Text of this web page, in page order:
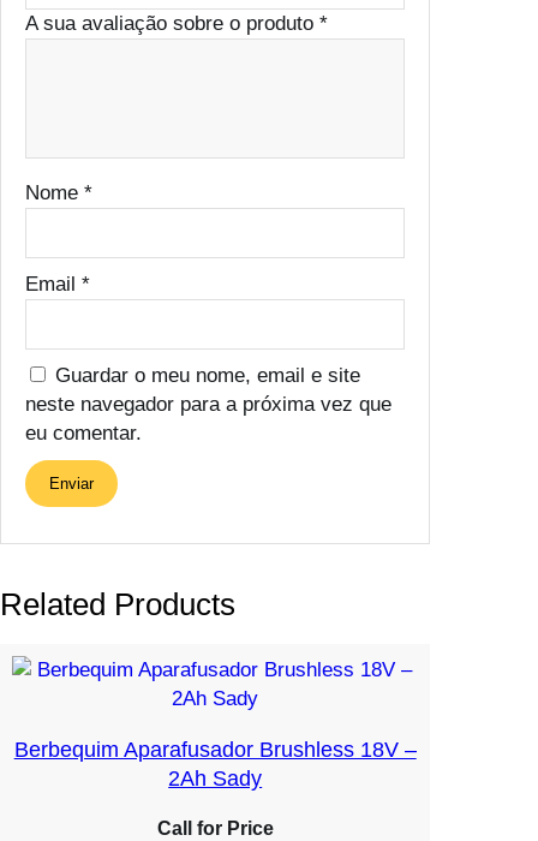
A sua avaliação sobre o produto *
Nome *
Email *
Guardar o meu nome, email e site
neste navegador para a próxima vez que
eu comentar.
Related Products
Berbequim Aparafusador Brushless 18V –
2Ah Sady
Call for Price